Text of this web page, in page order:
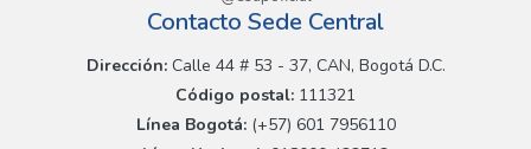
Contacto Sede Central
Dirección:Calle 44 # 53 - 37, CAN, Bogotá D.C.
Código postal: 111321
Línea Bogotá:(+57) 601 7956110